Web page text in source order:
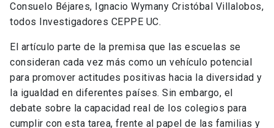
Consuelo Béjares, Ignacio Wymany Cristóbal Villalobos,
todos Investigadores CEPPE UC.
El artículo parte de la premisa que las escuelas se
consideran cada vez más como un vehículo potencial
para promover actitudes positivas hacia la diversidad y
la igualdad en diferentes países. Sin embargo, el
debate sobre la capacidad real de los colegios para
cumplir con esta tarea, frente al papel de las familias y